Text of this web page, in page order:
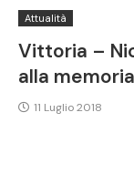
Attualità
Vittoria –
alla
11 Luglio 2018